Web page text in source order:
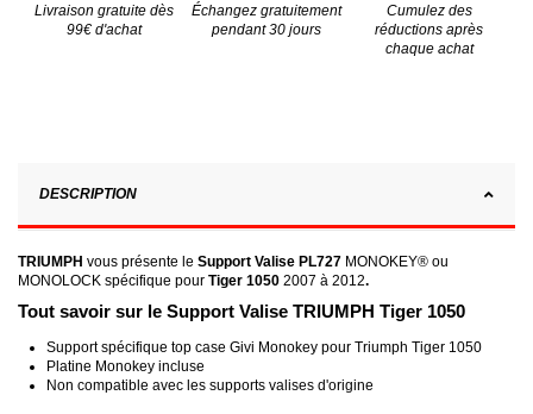
Livraison gratuite dès
99€ d'achat
Échangez gratuitement
pendant 30 jours
Cumulez des
réductions après
chaque achat
DESCRIPTION
TRIUMPH vous présente le Support Valise PL727 MONOKEY® ou
MONOLOCK spécifique pour Tiger 1050 2007 à 2012.
Tout savoir sur le Support Valise TRIUMPH Tiger 1050
Support spécifique top case Givi Monokey pour Triumph Tiger 1050
Platine Monokey incluse
Non compatible avec les supports valises d'origine